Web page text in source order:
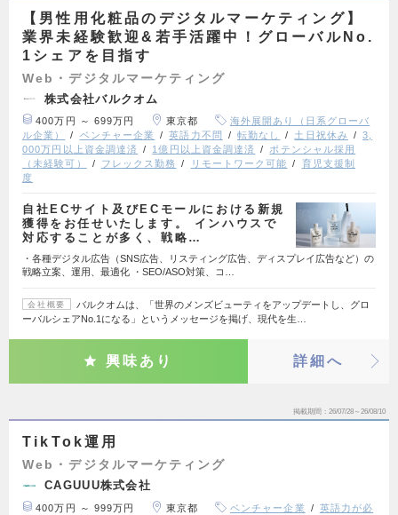
【男性用化粧品のデジタルマーケティング】
業界未経験歓迎&若手活躍中！グローバルNo.
1シェアを目指す
Web・デジタルマーケティング
株式会社バルクオム
400万円 ～ 699万円 東京都
海外展開あり（日系グローバ
ル企業）
ベンチャー企業 英語力不問 転勤なし 土日祝休み
3,
000万円以上資金調達済
1億円以上資金調達済
ポテンシャル採用
（未経験可）
フレックス勤務 リモートワーク可能
育児支援制
度
自社ECサイト及びECモールにおける新規
獲得をお任せいたします。 インハウスで
対応することが多く、戦略…
・各種デジタル広告（SNS広告、リスティング広告、ディスプレイ広告など）の
戦略立案、運用、最適化 ・SEO/ASO対策、コ…
会社概要
バルクオムは、「世界のメンズビューティをアップデートし、グロ
ーバルシェアNo.1になる」というメッセージを掲げ、現代を生…
興味あり 詳細へ
掲載期間 26/07/28～26/08/10
TikTok運用
Web・デジタルマーケティング
CAGUUU株式会社
400万円 ～ 999万円 東京都 ベンチャー企業 英語力が必